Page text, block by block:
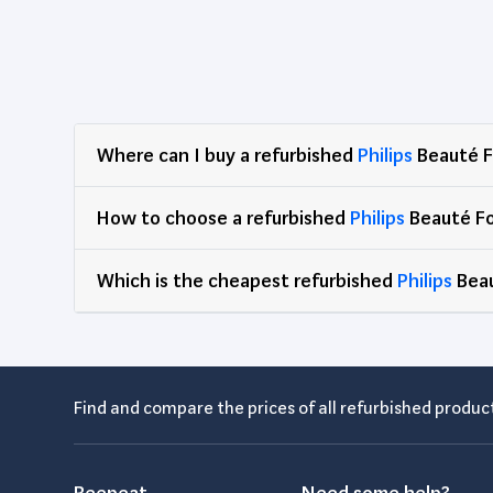
Where can I buy a refurbished Philips Beauté
How to choose a refurbished Philips Beauté
Which is the cheapest refurbished Philips
Find and compare the prices of all refurbished